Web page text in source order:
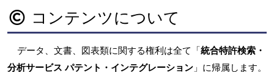
コンテンツについて
データ、文書、図表類に関する権利は全て「統合特許検索・
分析サービス パテント・インテグレーション 」に帰属します。